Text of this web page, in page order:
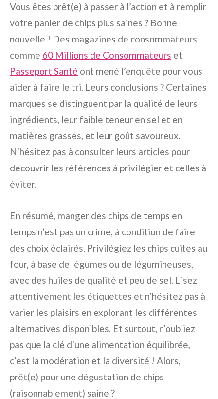
Vous êtes prêt(e) à passer à l’action et à remplir
votre panier de chips plus saines ? Bonne
nouvelle ! Des magazines de consommateurs
comme 60 Millions de Consommateurs et
Passeport Santé ont mené l’enquête pour vous
aider à faire le tri. Leurs conclusions ? Certaines
marques se distinguent par la qualité de leurs
ingrédients, leur faible teneur en sel et en
matières grasses, et leur goût savoureux.
N’hésitez pas à consulter leurs articles pour
découvrir les références à privilégier et celles à
éviter.
En résumé, manger des chips de temps en
temps n’est pas un crime, à condition de faire
des choix éclairés. Privilégiez les chips cuites au
four, à base de légumes ou de légumineuses,
avec des huiles de qualité et peu de sel. Lisez
attentivement les étiquettes et n’hésitez pas à
varier les plaisirs en explorant les différentes
alternatives disponibles. Et surtout, n’oubliez
pas que la clé d’une alimentation équilibrée,
c’est la modération et la diversité ! Alors,
prêt(e) pour une dégustation de chips
(raisonnablement) saine ?